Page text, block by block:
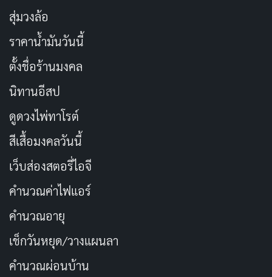
อย่างไร
เพื่อให้เข้าใจอีโก้
มันก่อน นั่นคือId
เหมือนตัวละครในละครชีวิตที่แต่ละตัวมีบทบาทของตัวเอง
Idคือส่วนของจิตใต้สำนึกที่เต็มไปด้วยความต้องการ
พื้นฐาน สัญชาตญาณ และความปรารถนาทันที มัน
ทำงานตามหลักการ “ความสุข” (Pleasure Principle)
โดยไม่สนใจว่าสิ่งที่ต้องการนั้นจะเหมาะสมหรือไม่
ตัวอย่างเช่น เมื่อหิวก็อยากกินทันที เห็นของที่ชอบก็
Superego
ตัวแทนของค่านิยม ศีลธรรม และมาตรฐานทางสังคม
ที่เราเรียนรู้มาตั้งแต่เด็ก มันคอยบอกว่าอะไรถูก อะไร
สุ่มวงล้อ
ราคาน้ำมันวันนี้
ตั้งชื่อร้านมงคล
นิทานอีสป
ดูดวงไพ่ทาโรต์
สีเสื้อมงคลวันนี้
เว็บส่องสตอรี่ไอจี
คำนวณค่าไฟแอร์
คำนวณอายุ
เช็กวันหยุด/วางแผนลา
คำนวณผ่อนบ้าน